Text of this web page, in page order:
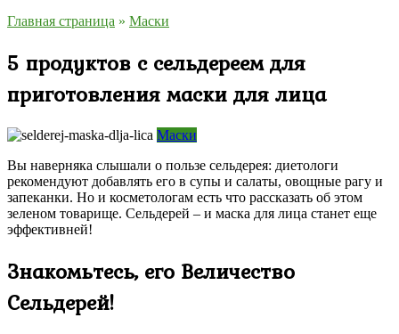
Главная страница » Маски
5 продуктов с сельдереем для
приготовления маски для лица
Маски
Вы наверняка слышали о пользе сельдерея: диетологи
рекомендуют добавлять его в супы и салаты, овощные рагу и
запеканки. Но и косметологам есть что рассказать об этом
зеленом товарище. Сельдерей – и маска для лица станет еще
эффективней!
Знакомьтесь, его Величество
Сельдерей!